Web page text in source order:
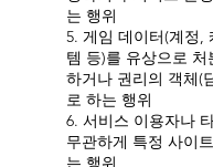
는 행위
5. 게임 데이터(계정,
템 등)를 유상으로 처
하거나 권리의 객체(
로 하는 행위
6. 서비스 이용자나
무관하게 특정 사이
는 행위